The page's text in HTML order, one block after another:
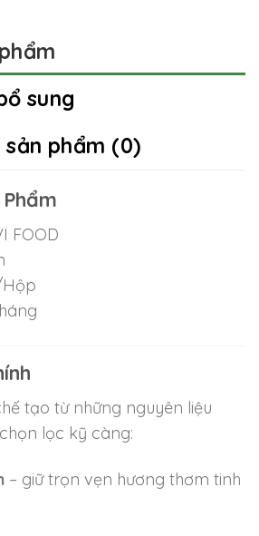
sung
phẩm (0)
FOOD
tạo từ những nguyên liệu
lọc kỹ càng:
– giữ trọn vẹn hương thơm tinh